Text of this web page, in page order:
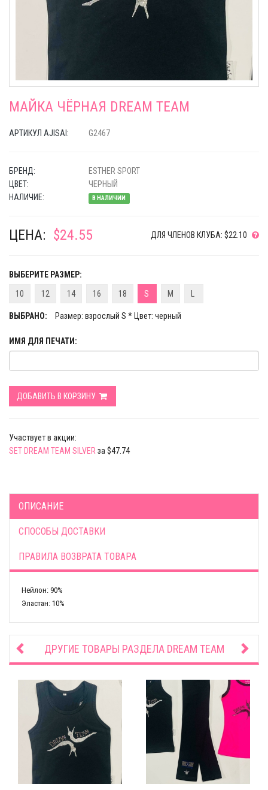
МАЙКА ЧЁРНАЯ DREAM TEAM
АРТИКУЛ AJISAI: G2467
БРЕНД:
ESTHER SPORT
ЦВЕТ:
ЧЕРНЫЙ
НАЛИЧИЕ:
В НАЛИЧИИ
ЦЕНА: $24.55 ДЛЯ ЧЛЕНОВ КЛУБА: $22.10
ВЫБЕРИТЕ РАЗМЕР:
10
12 14 16 18 S M
ВЫБРАНО: Размер: взрослый S * Цвет: черный
ИМЯ ДЛЯ ПЕЧАТИ:
ДОБАВИТЬ В КОРЗИНУ
Участвует в акции:
SET DREAM TEAM SILVER за $47.74
ОПИСАНИЕ
СПОСОБЫ ДОСТАВКИ
ПРАВИЛА ВОЗВРАТА ТОВАРА
Нейлон: 90%
Эластан: 10%
ДРУГИЕ ТОВАРЫ РАЗДЕЛА DREAM TEAM